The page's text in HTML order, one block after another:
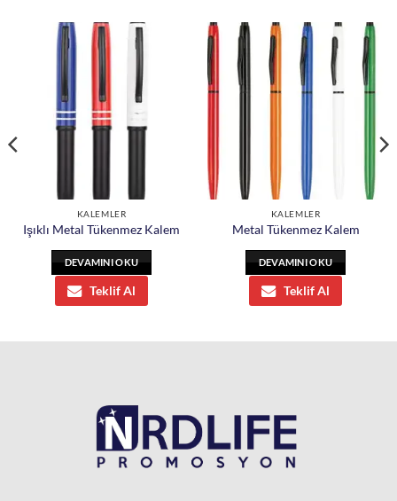
KALEMLER
Işıklı Metal Tükenmez Kalem
DEVAMINI OKU
Teklif Al
KALEMLER
Metal Tükenmez Kalem
DEVAMINI OKU
Teklif Al